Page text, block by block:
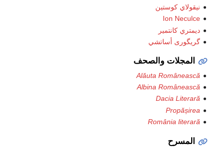
نيقولاي كوستين
Ion Neculce
ديمتري كانتمير
گريگورى أساتشي
المجلات والصحف
Alăuta Românească
Albina Românească
Dacia Literară
Propășirea
România literară
المسرح